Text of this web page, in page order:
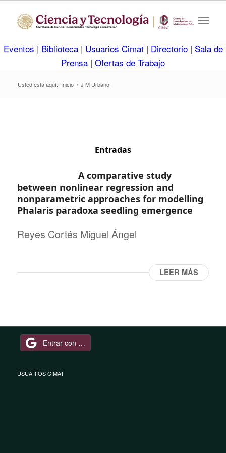
Eventos | Biblioteca | Usuarios Cimat | Directorio | Sala de
Prensa | Ofertas de Trabajo
Usted está aquí: Inicio / J M Urbano
Entradas
A comparative study
between nonlinear regression and
nonparametric approaches for modelling
Phalaris paradoxa seedling emergence
Reyes Cortés Miguel Ángel
LEER MÁS
Entrar con Google
USUARIOS CIMAT